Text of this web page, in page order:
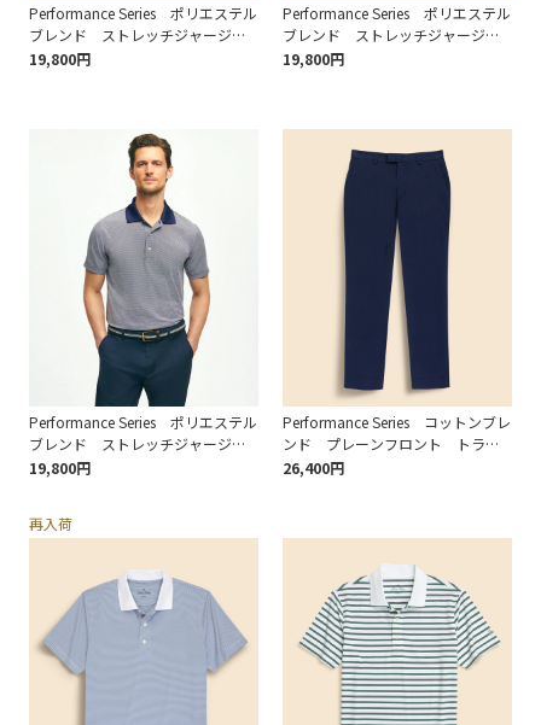
Performance Series ポリエステル
ブレンド ストレッチジャージ
ー ピケ ポロシャツ
19,800円
Performance Series ポリエステル
ブレンド ストレッチジャージ
ー ピケ ポロシャツ
19,800円
Performance Series ポリエステル
ブレンド ストレッチジャージ
ー マイクロストライプ ポロシ
19,800円
Performance Series コットンブレ
ンド プレーンフロント トラウ
ザーズ
26,400円
再入荷